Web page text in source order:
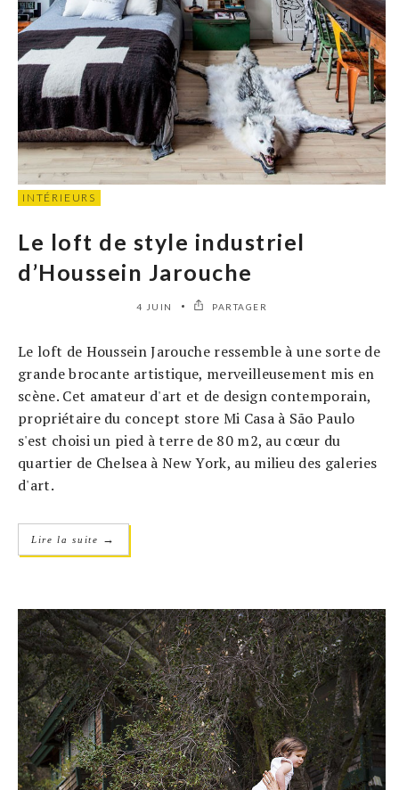
INTÉRIEURS
Le loft de style industriel
d’Houssein Jarouche
4 JUIN PARTAGER
Le loft de Houssein Jarouche ressemble à une sorte de
grande brocante artistique, merveilleusement mis en
scène. Cet amateur d'art et de design contemporain,
propriétaire du concept store Mi Casa à São Paulo
s'est choisi un pied à terre de 80 m2, au cœur du
quartier de Chelsea à New York, au milieu des galeries
d'art.
Lire la suite →